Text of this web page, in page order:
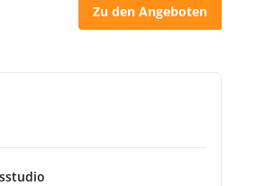
Zu den Angeboten